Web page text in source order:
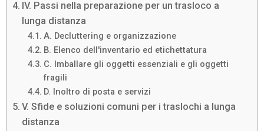
IV. Passi nella preparazione per un trasloco a
lunga distanza
A. Decluttering e organizzazione
B. Elenco dell'inventario ed etichettatura
C. Imballare gli oggetti essenziali e gli oggetti
fragili
D. Inoltro di posta e servizi
V. Sfide e soluzioni comuni per i traslochi a lunga
distanza